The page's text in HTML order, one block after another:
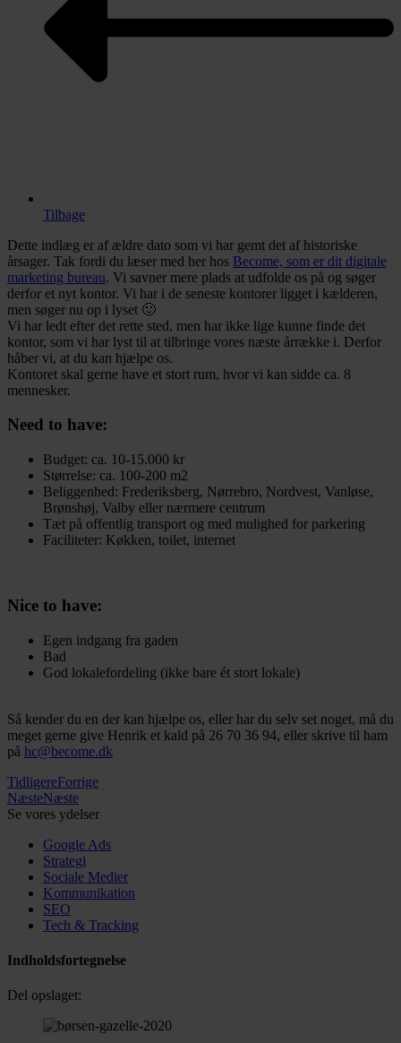
Tilbage
Dette indlæg er af ældre dato som vi har gemt det af historiske
årsager. Tak fordi du læser med her hos Become, som er dit digitale
marketing bureau. Vi savner mere plads at udfolde os på og søger
derfor et nyt kontor. Vi har i de seneste kontorer ligget i kælderen,
men søger nu op i lyset 🙂
Vi har ledt efter det rette sted, men har ikke lige kunne finde det
kontor, som vi har lyst til at tilbringe vores næste årrække i. Derfor
håber vi, at du kan hjælpe os.
Kontoret skal gerne have et stort rum, hvor vi kan sidde ca. 8
mennesker.
Need to have:
Budget: ca. 10-15.000 kr
Størrelse: ca. 100-200 m2
Beliggenhed: Frederiksberg, Nørrebro, Nordvest, Vanløse,
Brønshøj, Valby eller nærmere centrum
Tæt på offentlig transport og med mulighed for parkering
Faciliteter: Køkken, toilet, internet
Nice to have:
Egen indgang fra gaden
Bad
God lokalefordeling (ikke bare ét stort lokale)
Så kender du en der kan hjælpe os, eller har du selv set noget, må du
meget gerne give Henrik et kald på 26 70 36 94, eller skrive til ham
på hc@become.dk
TidligereForrige
NæsteNæste
Se vores ydelser
Google Ads
Strategi
Sociale Medier
Kommunikation
SEO
Tech & Tracking
Indholdsfortegnelse
Del opslaget: